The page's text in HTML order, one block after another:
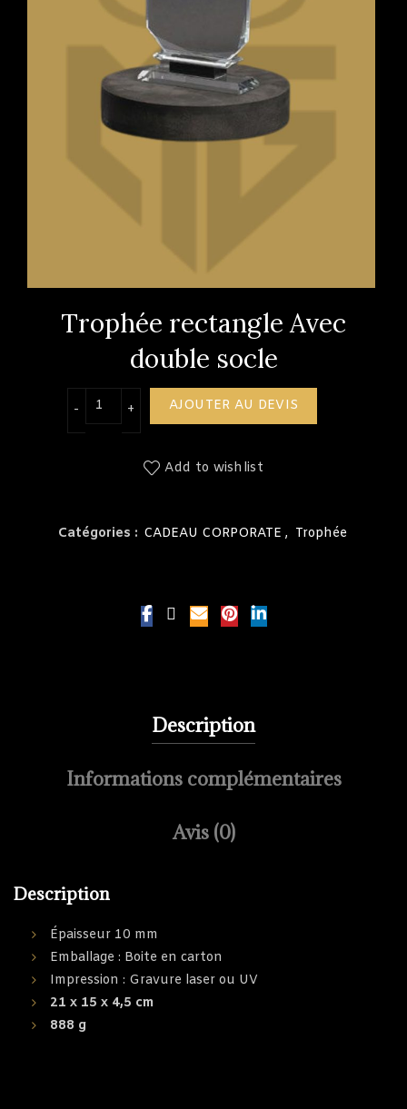
Trophée rectangle Avec
double socle
quantité de Trophée rectangle Avec double
AJOUTER AU DEVIS
Add to wishlist
Catégories : CADEAU CORPORATE , Trophée
Description
Informations complémentaires
Avis (0)
Description
Épaisseur 10 mm
Emballage : Boite en carton
Impression : Gravure laser ou UV
21 x 15 x 4,5 cm
888 g